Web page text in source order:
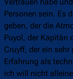
Personen sein. Es
geben, der die
Puyol, der Kapitän
Cruyff, der ein
Erfahrung als
ich will nicht